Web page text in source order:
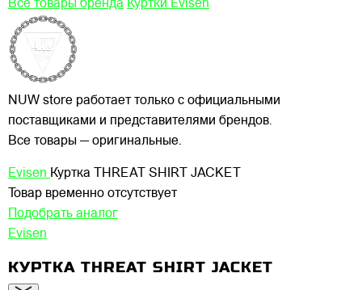
Все товары бренда Куртки Evisen
NUW store работает только с официальными
поставщиками и представителями брендов.
Все товары — оригинальные.
Evisen Куртка THREAT SHIRT JACKET
Товар временно отсутствует
Подобрать аналог
Evisen
КУРТКА THREAT SHIRT JACKET